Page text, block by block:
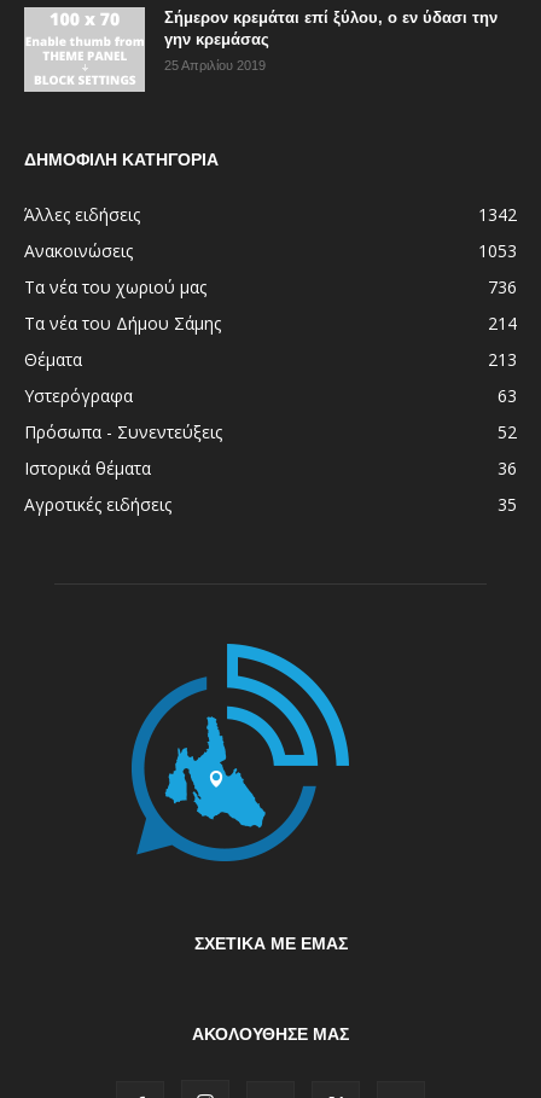
Σήμερον κρεμάται επί ξύλου, ο εν ύδασι την
γην κρεμάσας
25 Απριλίου 2019
ΔΗΜΟΦΙΛΗ ΚΑΤΗΓΟΡΙΑ
Άλλες ειδήσεις
1342
Ανακοινώσεις
1053
Τα νέα του χωριού μας
736
Τα νέα του Δήμου Σάμης
214
Θέματα
213
Υστερόγραφα
63
Πρόσωπα - Συνεντεύξεις
52
Ιστορικά θέματα
36
Αγροτικές ειδήσεις
35
ΣΧΕΤΙΚΆ ΜΕ ΕΜΆΣ
ΑΚΟΛΟΥΘΗΣΕ ΜΑΣ